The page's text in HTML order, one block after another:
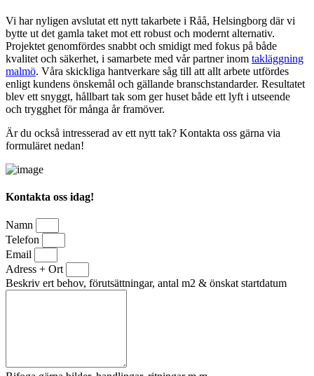
Vi har nyligen avslutat ett nytt takarbete i Råå, Helsingborg där vi
bytte ut det gamla taket mot ett robust och modernt alternativ.
Projektet genomfördes snabbt och smidigt med fokus på både
kvalitet och säkerhet, i samarbete med vår partner inom takläggning
malmö. Våra skickliga hantverkare såg till att allt arbete utfördes
enligt kundens önskemål och gällande branschstandarder. Resultatet
blev ett snyggt, hållbart tak som ger huset både ett lyft i utseende
och trygghet för många år framöver.
Är du också intresserad av ett nytt tak? Kontakta oss gärna via
formuläret nedan!
Kontakta oss idag!
Namn
Telefon
Email
Adress + Ort
Beskriv ert behov, förutsättningar, antal m2 & önskat startdatum